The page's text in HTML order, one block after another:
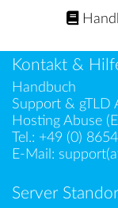
Kontakt &
Handbuch
Support & gTLD
Hosting Abuse
Tel.: +49 (0)
E-Mail:
Server